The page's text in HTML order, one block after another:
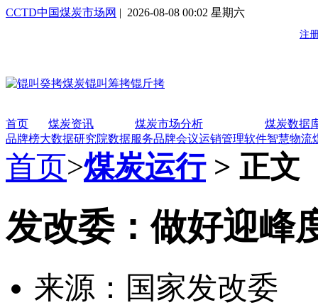
CCTD中国煤炭市场网 | 2026-08-08 00:02 星期六
首页 煤炭资讯 煤炭市场分析
煤炭数据
品牌榜大数据研究院数据服务品牌会议运销管理软件智慧物流
首页>煤炭运行> 正文
发改委：做好迎峰
来源：国家发改委